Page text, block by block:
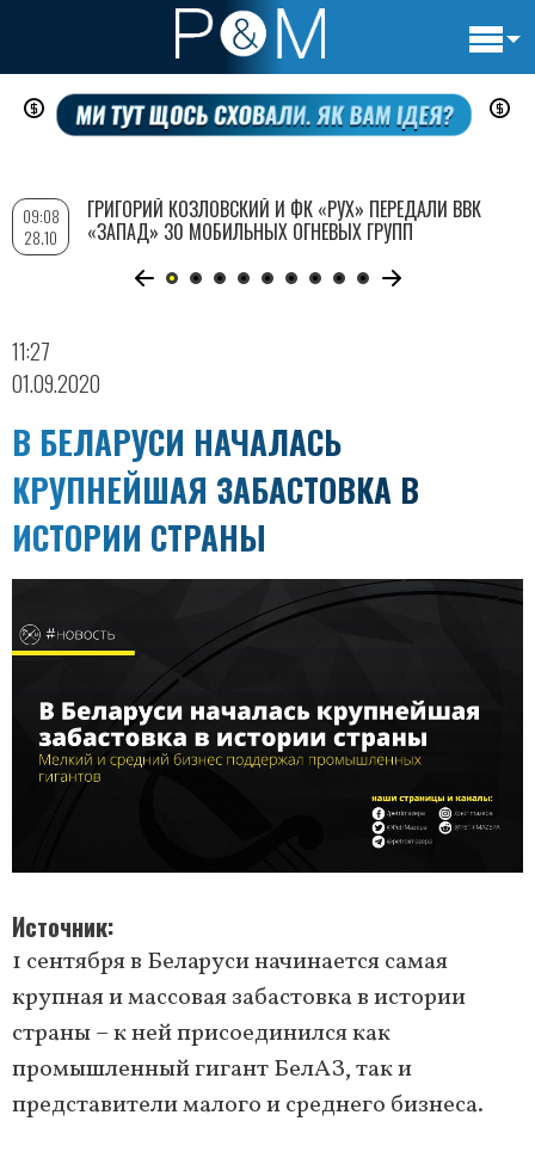
Перейти
содержанию
11:27
01.09.2020
В БЕЛАРУСИ НАЧАЛАСЬ
КРУПНЕЙШАЯ ЗАБАСТОВКА В
ИСТОРИИ СТРАНЫ
Источник
1 сентября в Беларуси начинается самая
крупная и массовая забастовка в истории
страны – к ней присоединился как
промышленный гигант БелАЗ, так и
представители малого и среднего бизнеса.
09:08
28.10
ГРИГОРИЙ КОЗЛОВСКИЙ И ФК «РУХ» ПЕРЕДАЛИ ВВК
«ЗАПАД» 30 МОБИЛЬНЫХ ОГНЕВЫХ ГРУПП